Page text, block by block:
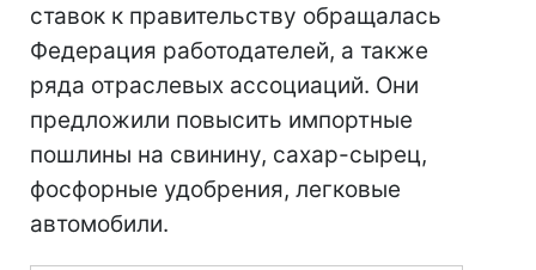
ставок к правительству обращалась
Федерация работодателей, а также
ряда отраслевых ассоциаций. Они
предложили повысить импортные
пошлины на свинину, сахар-сырец,
фосфорные удобрения, легковые
автомобили.